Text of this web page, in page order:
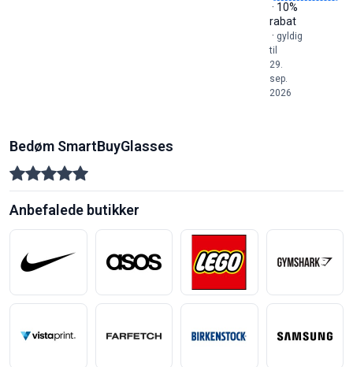
· 10%
rabat
· gyldig
til
29.
sep.
2026
Bedøm SmartBuyGlasses
Anbefalede butikker